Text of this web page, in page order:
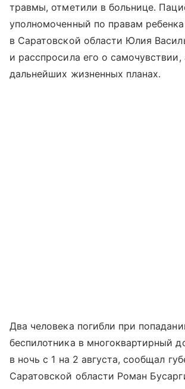
травмы, отметили в больнице.
уполномоченный по правам ребенка
в Саратовской области Юлия
и расспросила его о
дальнейших жизненных планах.
Два человека погибли при
беспилотника в многоквартирный
в ночь с 1 на 2 августа, сообщал
Саратовской области Роман